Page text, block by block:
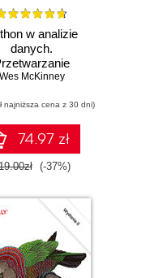
w analizie
danych.
za pomocą
oraz
środowiska
Wydanie
III
Wes McKinney
najniższa cena z 30 dni)
74.97 zł
(-37%)